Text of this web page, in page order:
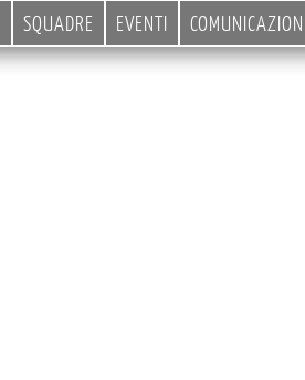
SQUADRE EVENTI